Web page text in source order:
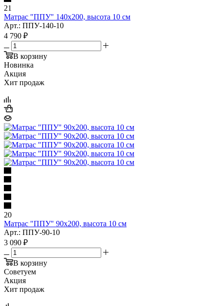
21
Матрас "ППУ" 140x200, высота 10 см
Арт.: ППУ-140-10
4 790 ₽
В корзину
Новинка
Акция
Хит продаж
20
Матрас "ППУ" 90x200, высота 10 см
Арт.: ППУ-90-10
3 090 ₽
В корзину
Советуем
Акция
Хит продаж